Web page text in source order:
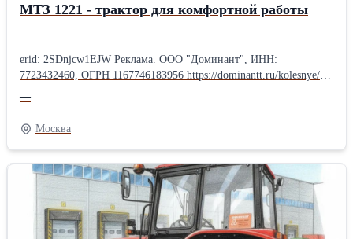
МТЗ 1221 - трактор для комфортной работы
erid: 2SDnjcw1EJW Реклама. ООО "Доминант", ИНН:
772З4З2460, ОГРН 116774618З956 https://dominantt.ru/kolesnye/?
высокой производительности и комфорта оператора. Почему
стоит выбрать именно эту модель? ✅ Мощность. 130-сильный
дизель уверенно справляется с самыми тяжёлыми нагрузками. ✅
Безопасность. Панорамная кабина обеспечивает отличный обзор,
делая работу комфортнее и безопаснее. ✅ Универсальность. МТЗ
1221.3 эффективен в разных сферах: - 🚜 Сельское хозяйство —
обработка почвы, посев, уборка урожая. - 🏙 Коммунальное
хозяйство — уборка снега, содержание дорог. - 🏗 Строительство
— перевозка материалов, земляные работы. Не откладывайте
—
Москва